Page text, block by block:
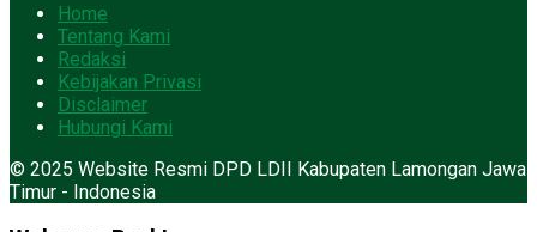
Home
Tentang Kami
Redaksi
Kebijakan Privasi
Disclaimer
Hubungi Kami
© 2025 Website Resmi DPD LDII Kabupaten Lamongan Jawa
Timur - Indonesia